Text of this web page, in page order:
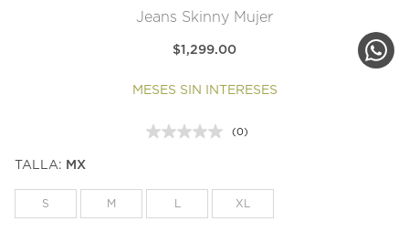
Jeans Skinny Mujer
$1,299.00
MESES SIN INTERESES
Sin
la
misma
(0)
TALLA: MX
S M XL